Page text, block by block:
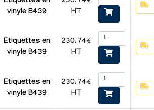
vinyle B439
HT
Etiquettes en
vinyle B439
230.74€
HT
Etiquettes en
vinyle B439
230.74€
HT